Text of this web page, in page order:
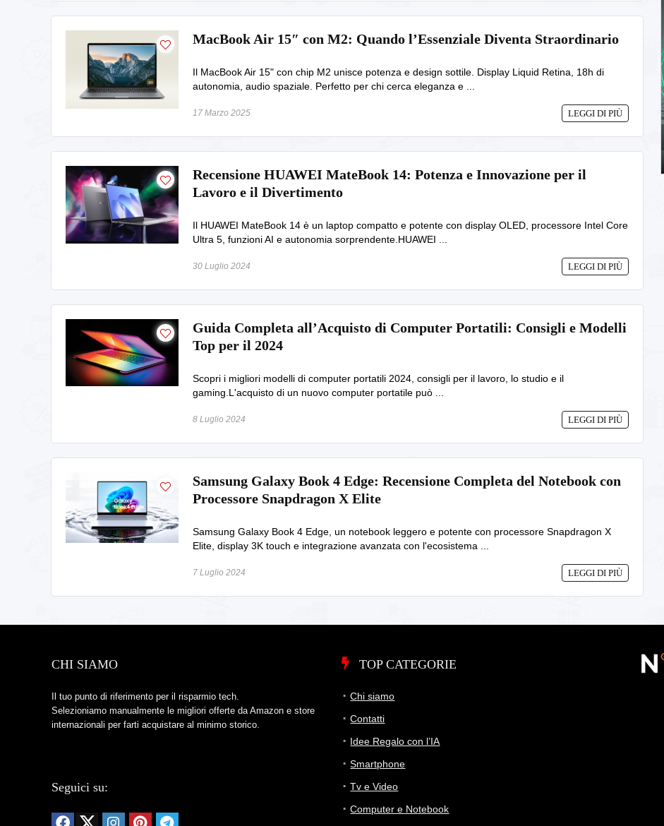
MacBook Air 15″ con M2: Quando l’Essenziale Diventa Straordinario
Il MacBook Air 15" con chip M2 unisce potenza e design sottile. Display Liquid Retina, 18h di
autonomia, audio spaziale. Perfetto per chi cerca eleganza e ...
17 Marzo 2025 LEGGI DI PIÙ
Recensione HUAWEI MateBook 14: Potenza e Innovazione per il
Lavoro e il Divertimento
Il HUAWEI MateBook 14 è un laptop compatto e potente con display OLED, processore Intel Core
Ultra 5, funzioni AI e autonomia sorprendente.HUAWEI ...
30 Luglio 2024 LEGGI DI PIÙ
Guida Completa all’Acquisto di Computer Portatili: Consigli e Modelli
Top per il 2024
Scopri i migliori modelli di computer portatili 2024, consigli per il lavoro, lo studio e il
gaming.L'acquisto di un nuovo computer portatile può ...
8 Luglio 2024 LEGGI DI PIÙ
Samsung Galaxy Book 4 Edge: Recensione Completa del Notebook con
Processore Snapdragon X Elite
Samsung Galaxy Book 4 Edge, un notebook leggero e potente con processore Snapdragon X
Elite, display 3K touch e integrazione avanzata con l'ecosistema ...
7 Luglio 2024 LEGGI DI PIÙ
CHI SIAMO
Il tuo punto di riferimento per il risparmio tech.
Selezioniamo manualmente le migliori offerte da Amazon e store
internazionali per farti acquistare al minimo storico.
Seguici su:
TOP CATEGORIE
Chi siamo
Contatti
Idee Regalo con l’IA
Smartphone
Tv e Video
Computer e Notebook